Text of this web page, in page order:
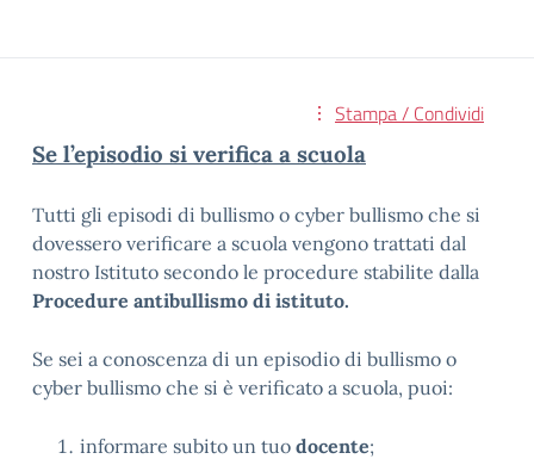
Stampa / Condividi
Se l’episodio si verifica a scuola
Tutti gli episodi di bullismo o cyber bullismo che si
dovessero verificare a scuola vengono trattati dal
nostro Istituto secondo le procedure stabilite dalla
Procedure antibullismo di istituto.
Se sei a conoscenza di un episodio di bullismo o
cyber bullismo che si è verificato a scuola, puoi:
informare subito un tuo docente;